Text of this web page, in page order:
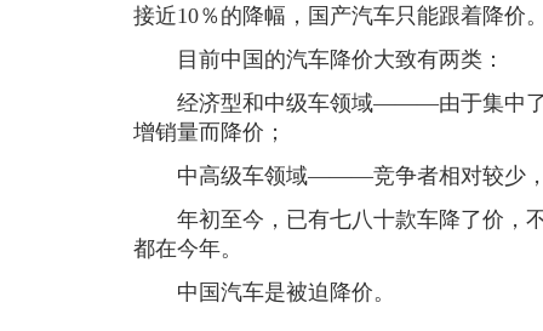
接近10％的降幅，国产汽车只能跟着降价
目前中国的汽车降价大致有两类：
经济型和中级车领域———由于集中了
增销量而降价；
中高级车领域———竞争者相对较少，
年初至今，已有七八十款车降了价，
都在今年。
中国汽车是被迫降价。